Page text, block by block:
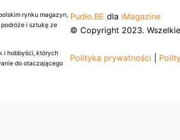
rynku magazyn,
i sztukę ze
i hobbyści, których
do otaczającego
Pudło.BE dla iMagazine
© Copyright 2023.
Polityka prywatności